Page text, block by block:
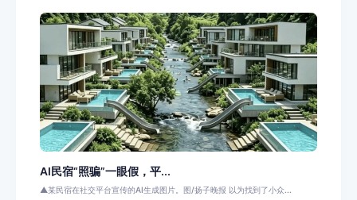
AI民宿“照骗”一眼假，平...
▲某民宿在社交平台宣传的AI生成图片。图/扬子晚报 以为找到了小众...